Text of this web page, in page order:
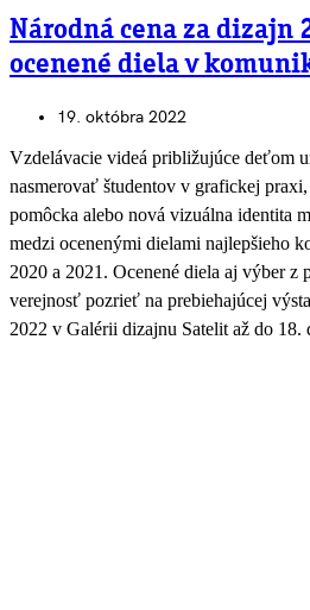
Národná cena za dizajn
ocenené diela v
19. októbra 2022
Vzdelávacie videá približujúce deťom
nasmerovať študentov v grafickej
pomôcka alebo nová vizuálna identita
medzi ocenenými dielami najlepšieho
2020 a 2021. Ocenené diela aj výber z
verejnosť pozrieť na prebiehajúcej
2022 v Galérii dizajnu Satelit až do 18.